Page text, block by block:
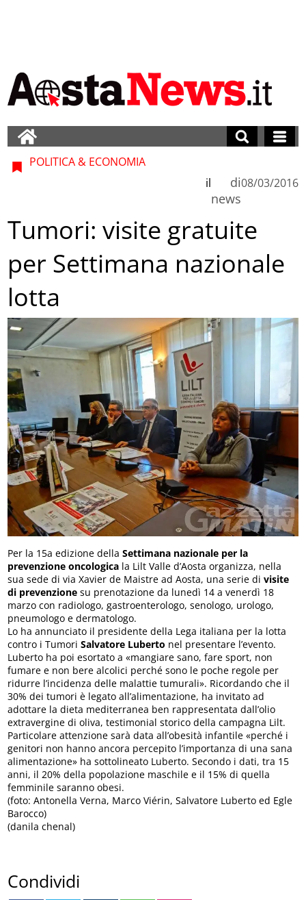
POLITICA & ECONOMIA
di
news
il 08/03/2016
Tumori: visite gratuite
per Settimana nazionale
lotta
Per la 15a edizione dellaSettimana nazionale per la
prevenzione oncologica la Lilt Valle d’Aosta organizza, nella
sua sede di via Xavier de Maistre ad Aosta, una serie divisite
di prevenzione su prenotazione da lunedì 14 a venerdì 18
marzo con radiologo, gastroenterologo, senologo, urologo,
pneumologo e dermatologo.
Lo ha annunciato il presidente della Lega italiana per la lotta
contro i TumoriSalvatore Luberto nel presentare l’evento.
Luberto ha poi esortato a «mangiare sano, fare sport, non
fumare e non bere alcolici perché sono le poche regole per
ridurre l’incidenza delle malattie tumurali». Ricordando che il
30% dei tumori è legato all’alimentazione, ha invitato ad
adottare la dieta mediterranea ben rappresentata dall’olio
extravergine di oliva, testimonial storico della campagna Lilt.
Particolare attenzione sarà data all’obesità infantile «perché i
genitori non hanno ancora percepito l’importanza di una sana
alimentazione» ha sottolineato Luberto. Secondo i dati, tra 15
anni, il 20% della popolazione maschile e il 15% di quella
femminile saranno obesi.
(foto: Antonella Verna, Marco Viérin, Salvatore Luberto ed Egle
Barocco)
(danila chenal)
Condividi